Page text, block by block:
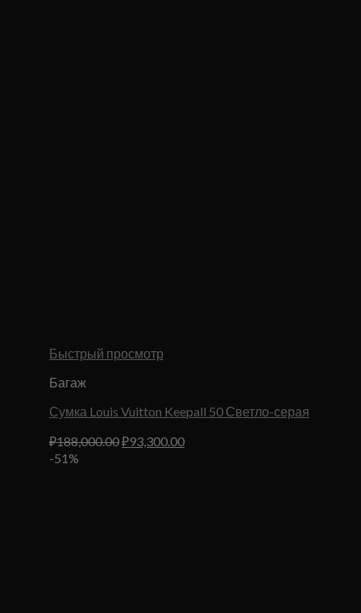
Быстрый просмотр
Багаж
Сумка Louis Vuitton Keepall 50 Светло-серая
₽188,000.00Первоначальная
₽93,300.00Текущая
-51%